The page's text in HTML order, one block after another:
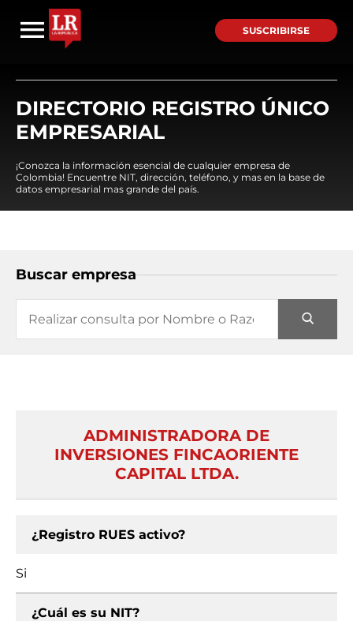
SUSCRIBIRSE
DIRECTORIO REGISTRO ÚNICO
EMPRESARIAL
¡Conozca la información esencial de cualquier empresa de
Colombia! Encuentre NIT, dirección, teléfono, y mas en la base de
datos empresarial mas grande del país.
Buscar empresa
ADMINISTRADORA DE
INVERSIONES FINCAORIENTE
CAPITAL LTDA.
¿Registro RUES activo?
Si
¿Cuál es su NIT?